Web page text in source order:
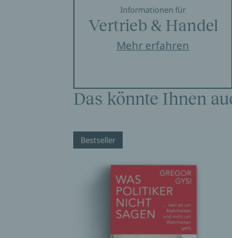
Informationen für
Vertrieb & Handel
Mehr erfahren
Das könnte Ihnen
Bestseller